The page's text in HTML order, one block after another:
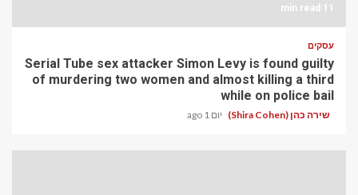
11 min read
עסקים
Serial Tube sex attacker Simon Levy is found guilty
of murdering two women and almost killing a third
while on police bail
שירה כהן (Shira Cohen) יום 1 ago